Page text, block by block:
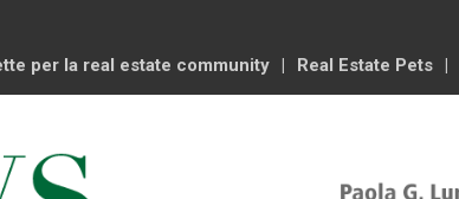
per la real estate community Real Estate Pets